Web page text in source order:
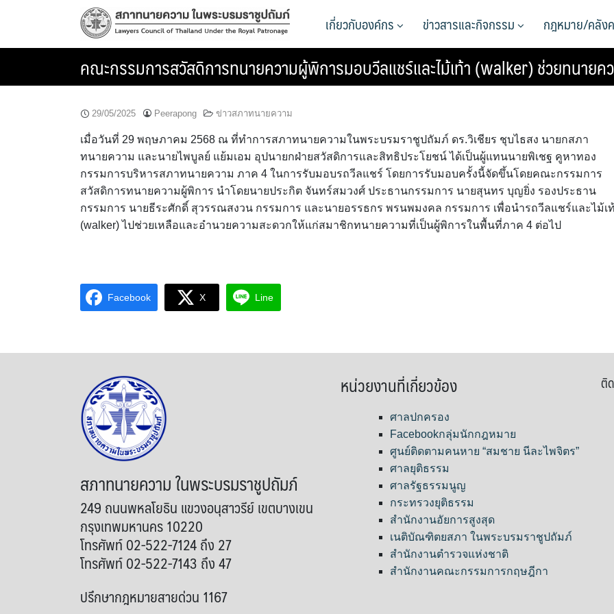
เกี่ยวกับองค์กร ข่าวสารและกิจกรรม กฎหมาย/คลัง
คณะกรรมการสวัสดิการทนายความผู้พิการมอบวีลแชร์และไม้เท้า (walker) ช่วยทนาย
29/05/2025 Peerapong ข่าวสภาทนายความ
เมื่อวันที่ 29 พฤษภาคม 2568 ณ ที่ทำการสภาทนายความในพระบรมราชูปถัมภ์ ดร.วิเชียร ชุบไธสง นายกสภา
ทนายความ และนายไพบูลย์ แย้มเอม อุปนายกฝ่ายสวัสดิการและสิทธิประโยชน์ ได้เป็นผู้แทนนายพิเชฐ คูหาทอง
กรรมการบริหารสภาทนายความ ภาค 4 ในการรับมอบรถวีลแชร์ โดยการรับมอบครั้งนี้จัดขึ้นโดยคณะกรรมการ
สวัสดิการทนายความผู้พิการ นำโดยนายประกิต จันทร์สมวงศ์ ประธานกรรมการ นายสุนทร บุญยิ่ง รองประธาน
กรรมการ นายธีระศักดิ์ สุวรรณสงวน กรรมการ และนายอรรธกร พรนพมงคล กรรมการ เพื่อนำรถวีลแชร์และไม้เ
(walker) ไปช่วยเหลือและอำนวยความสะดวกให้แก่สมาชิกทนายความที่เป็นผู้พิการในพื้นที่ภาค 4 ต่อไป
Facebook X Line
สภาทนายความ ในพระบรมราชูปถัมภ์
249 ถนนพหลโยธิน แขวงอนุสาวรีย์ เขตบางเขน
กรุงเทพมหานคร 10220
โทรศัพท์ 02-522-7124 ถึง 27
โทรศัพท์ 02-522-7143 ถึง 47
ปรึกษากฎหมายสายด่วน 1167
หน่วยงานที่เกี่ยวข้อง
ศาลปกครอง
Facebookกลุ่มนักกฎหมาย
ศูนย์ติดตามคนหาย “สมชาย นีละไพจิตร”
ศาลยุติธรรม
ศาลรัฐธรรมนูญ
กระทรวงยุติธรรม
สำนักงานอัยการสูงสุด
เนติบัณฑิตยสภา ในพระบรมราชูปถัมภ์
สำนักงานตำรวจแห่งชาติ
สำนักงานคณะกรรมการกฤษฎีกา
ติ